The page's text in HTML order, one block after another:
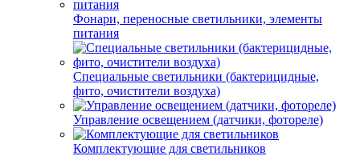
Фонари, переносные светильники, элементы
питания
Специальные светильники (бактерицидные,
фито, очистители воздуха)
Управление освещением (датчики, фотореле)
Комплектующие для светильников